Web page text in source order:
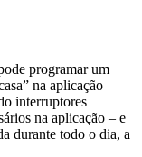
programar um
na aplicação
interruptores
na aplicação – e
durante todo o dia, a